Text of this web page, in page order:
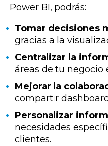
Power BI, podrás:
Tomar decisiones
gracias a la
Centralizar la
áreas de tu negocio
Mejorar la
compartir
Personalizar
necesidades
clientes.